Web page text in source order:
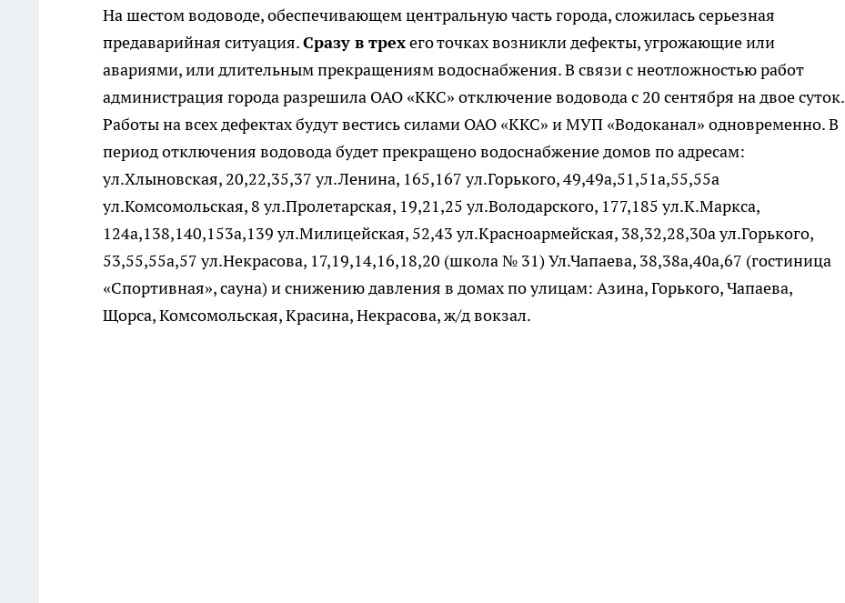
На шестом водоводе, обеспечивающем центральную часть города, сложилась серьезная
предаварийная ситуация.Сразу в трехего точках возникли дефекты, угрожающие или
авариями, или длительным прекращениям водоснабжения. В связи с неотложностью работ
администрация города разрешила ОАО «ККС» отключение водовода с 20 сентября на двое суток.
Работы на всех дефектах будут вестись силами ОАО «ККС» и МУП «Водоканал» одновременно. В
период отключения водовода будет прекращено водоснабжение домов по адресам:
ул.Хлыновская, 20,22,35,37 ул.Ленина, 165,167 ул.Горького, 49,49а,51,51а,55,55а
ул.Комсомольская, 8 ул.Пролетарская, 19,21,25 ул.Володарского, 177,185 ул.К.Маркса,
124а,138,140,153а,139 ул.Милицейская, 52,43 ул.Красноармейская, 38,32,28,30а ул.Горького,
53,55,55а,57 ул.Некрасова, 17,19,14,16,18,20 (школа № 31) Ул.Чапаева, 38,38а,40а,67 (гостиница
«Спортивная», сауна) и снижению давления в домах по улицам: Азина, Горького, Чапаева,
Щорса, Комсомольская, Красина, Некрасова, ж/д вокзал.